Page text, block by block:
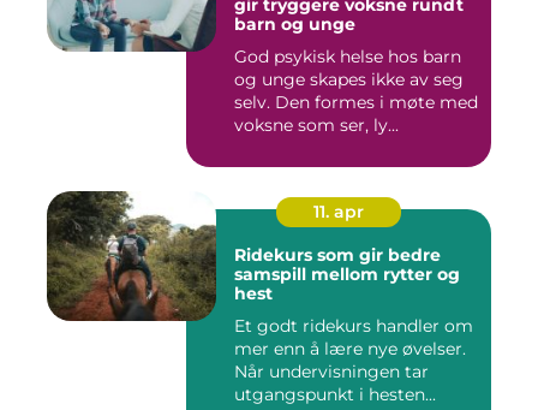
gir tryggere voksne rundt
barn og unge
God psykisk helse hos barn
og unge skapes ikke av seg
selv. Den formes i møte med
voksne som ser, ly...
11. apr
Ridekurs som gir bedre
samspill mellom rytter og
hest
Et godt ridekurs handler om
mer enn å lære nye øvelser.
Når undervisningen tar
utgangspunkt i hesten...